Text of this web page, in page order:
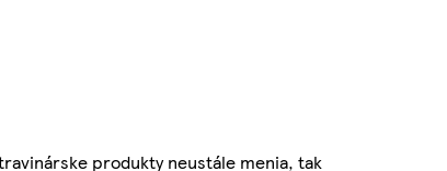
produkty neustále menia, tak